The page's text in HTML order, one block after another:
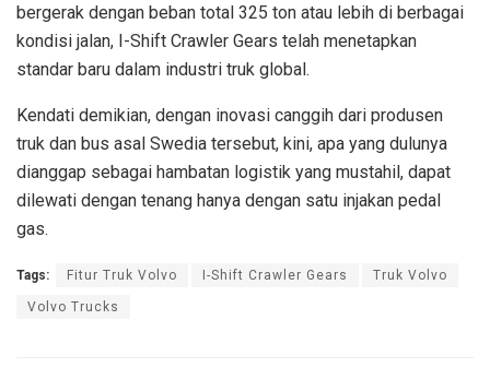
bergerak dengan beban total 325 ton atau lebih di berbagai
kondisi jalan, I-Shift Crawler Gears telah menetapkan
standar baru dalam industri truk global.
Kendati demikian, dengan inovasi canggih dari produsen
truk dan bus asal Swedia tersebut, kini, apa yang dulunya
dianggap sebagai hambatan logistik yang mustahil, dapat
dilewati dengan tenang hanya dengan satu injakan pedal
gas.
Tags: Fitur Truk Volvo I-Shift Crawler Gears Truk Volvo
Volvo Trucks